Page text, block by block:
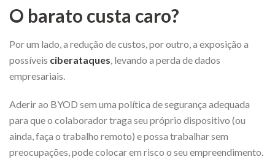
O barato custa caro?
Por um lado, a redução de custos, por outro, a exposição a
possíveis ciberataques , levando a perda de dados
empresariais.
Aderir ao BYOD sem uma política de segurança adequada
para que o colaborador traga seu próprio dispositivo (ou
ainda, faça o trabalho remoto) e possa trabalhar sem
preocupações, pode colocar em risco o seu empreendimento.